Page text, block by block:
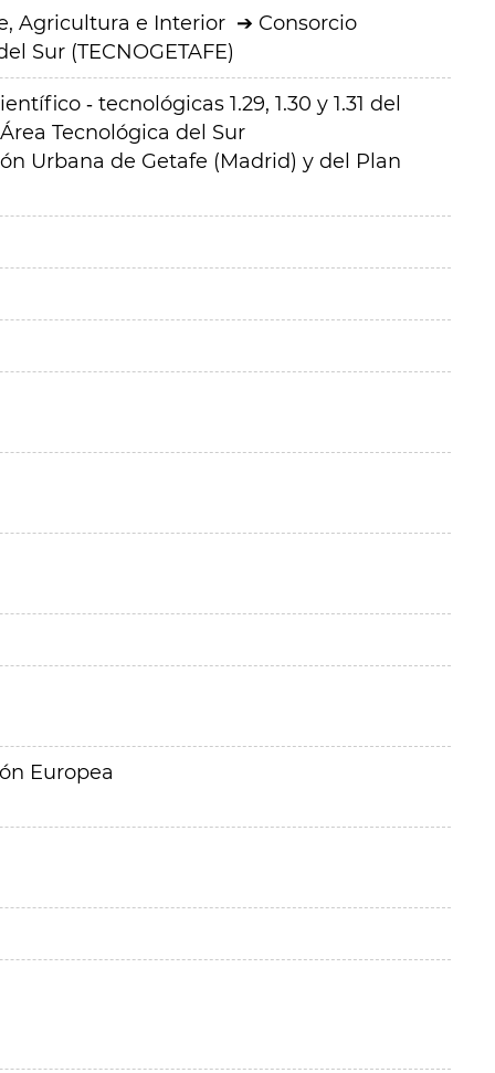
Agricultura e Interior
Consorcio
Sur (TECNOGETAFE)
‐ tecnológicas 1.29, 1.30 y 1.31 del
Tecnológica del Sur
Urbana de Getafe (Madrid) y del Plan
Europea